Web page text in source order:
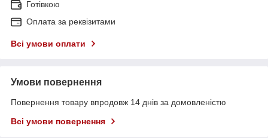
Готівкою
Оплата за реквізитами
Всі умови оплати
Умови повернення
Повернення товару впродовж 14 днів за домовленістю
Всі умови повернення